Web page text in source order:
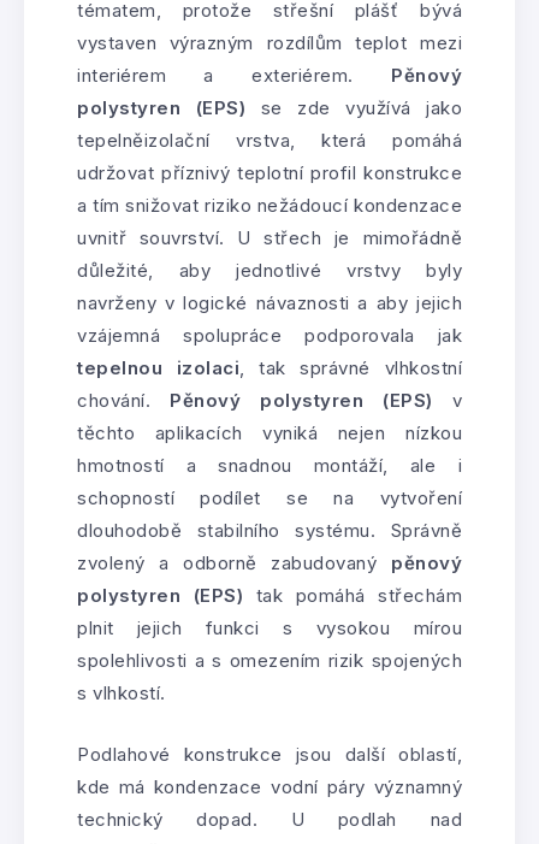
tématem, protože střešní plášť bývá
vystaven výrazným rozdílům teplot mezi
interiérem a exteriérem. Pěnový
polystyren (EPS) se zde využívá jako
tepelněizolační vrstva, která pomáhá
udržovat příznivý teplotní profil konstrukce
a tím snižovat riziko nežádoucí kondenzace
uvnitř souvrství. U střech je mimořádně
důležité, aby jednotlivé vrstvy byly
navrženy v logické návaznosti a aby jejich
vzájemná spolupráce podporovala jak
tepelnou izolaci, tak správné vlhkostní
chování. Pěnový polystyren (EPS) v
těchto aplikacích vyniká nejen nízkou
hmotností a snadnou montáží, ale i
schopností podílet se na vytvoření
dlouhodobě stabilního systému. Správně
zvolený a odborně zabudovaný pěnový
polystyren (EPS) tak pomáhá střechám
plnit jejich funkci s vysokou mírou
spolehlivosti a s omezením rizik spojených
s vlhkostí.
Podlahové konstrukce jsou další oblastí,
kde má kondenzace vodní páry významný
technický dopad. U podlah nad